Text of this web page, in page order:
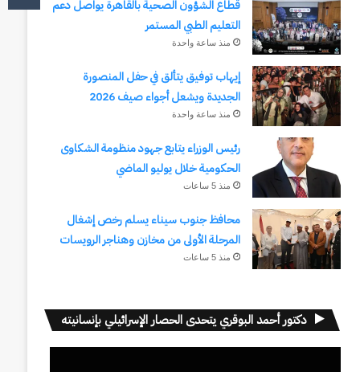
قطاع الشؤون الصحية بالقاهرة يواصل دعم
التعليم الطبي المستمر
منذ ساعة واحدة
إيهاب توفيق يتألق في حفل المنصورة
الجديدة ويشعل أجواء صيف 2026
منذ ساعة واحدة
رئيس الوزراء يتابع جهود منظومة الشكاوى
الحكومية خلال يوليو الماضي
منذ 5 ساعات
محافظ جنوب سيناء يسلم رخص إشغال
المرحلة الأولى من مخازن وهناجر الرويسات
منذ 5 ساعات
دكتور أحمد البوقري يتحدى الحصار الإسرائيلي بإنسانيته